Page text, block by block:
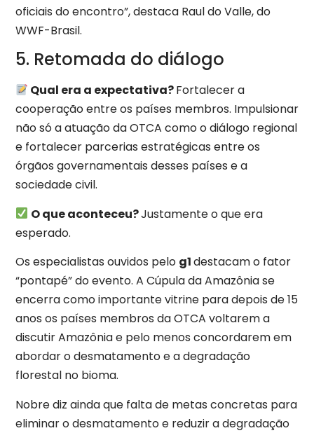
oficiais do encontro”, destaca Raul do Valle, do
WWF-Brasil.
5. Retomada do diálogo
Qual era a expectativa?Fortalecer a
cooperação entre os países membros. Impulsionar
não só a atuação da OTCA como o diálogo regional
e fortalecer parcerias estratégicas entre os
órgãos governamentais desses países e a
sociedade civil.
O que aconteceu?Justamente o que era
esperado.
Os especialistas ouvidos pelo g1destacam o fator
“pontapé” do evento. A Cúpula da Amazônia se
encerra como importante vitrine para depois de 15
anos os países membros da OTCA voltarem a
discutir Amazônia e pelo menos concordarem em
abordar o desmatamento e a degradação
florestal no bioma.
Nobre diz ainda que falta de metas concretas para
eliminar o desmatamento e reduzir a degradação